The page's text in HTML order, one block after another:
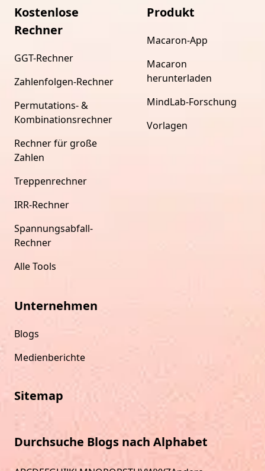
Kostenlose
Rechner
GGT-Rechner
Zahlenfolgen-Rechner
Permutations- &
Kombinationsrechner
Rechner für große
Zahlen
Treppenrechner
IRR-Rechner
Spannungsabfall-
Rechner
Alle Tools
Produkt
Macaron-App
Macaron
herunterladen
MindLab-Forschung
Vorlagen
Unternehmen
Blogs
Medienberichte
Sitemap
Durchsuche Blogs nach Alphabet